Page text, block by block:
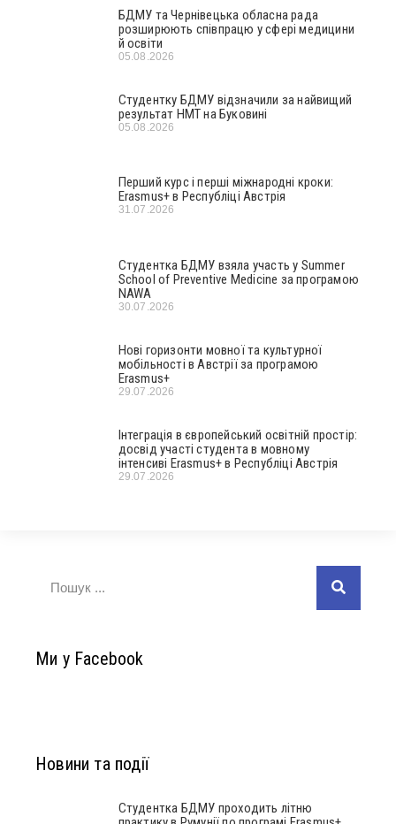
БДМУ та Чернівецька обласна рада
розширюють співпрацю у сфері медицини
й освіти
05.08.2026
Студентку БДМУ відзначили за найвищий
результат НМТ на Буковині
05.08.2026
Перший курс і перші міжнародні кроки:
Erasmus+ в Республіці Австрія
31.07.2026
Студентка БДМУ взяла участь у Summer
School of Preventive Medicine за програмою
NAWA
30.07.2026
Нові горизонти мовної та культурної
мобільності в Австрії за програмою
Erasmus+
29.07.2026
Інтеграція в європейський освітній простір:
досвід участі студента в мовному
інтенсиві Erasmus+ в Республіці Австрія
29.07.2026
Ми у Facebook
Новини та події
Студентка БДМУ проходить літню